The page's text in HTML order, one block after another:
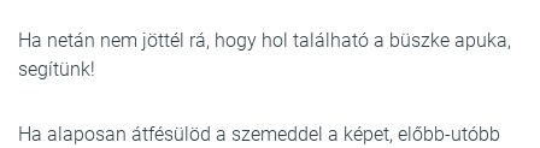
Ha netán nem jöttél rá, hogy hol található a büszke apuka,
segítünk!
Ha alaposan átfésülöd a szemeddel a képet, előbb-utóbb